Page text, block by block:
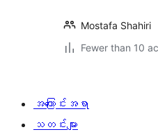
Mostafa Shahiri
Fewer than 10
အကြောင်းအရာ
သတင်းများ